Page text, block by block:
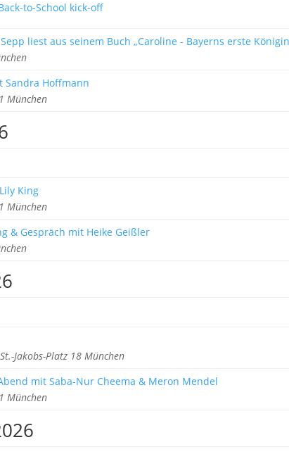
to-School kick-off
liest aus seinem Buch „Caroline - Bayerns erste
Sandra Hoffmann
München
King
München
& Gespräch mit Heike Geißler
Jakobs-Platz 18 München
mit Saba-Nur Cheema & Meron Mendel
München